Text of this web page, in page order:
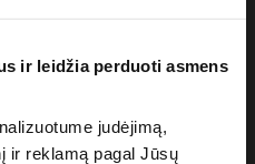
ir leidžia perduoti asmens
judėjimą,
ir reklamą pagal Jūsų